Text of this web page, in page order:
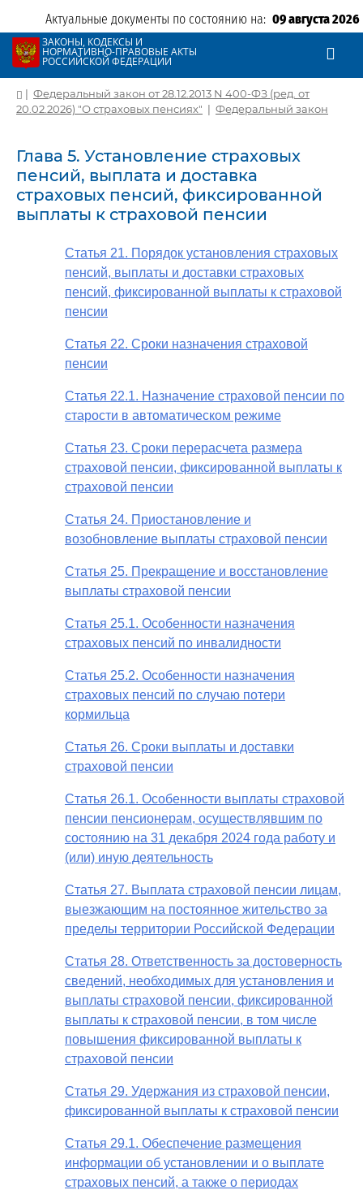
Актуальные документы по состоянию на: 09 августа 2026
ЗАКОНЫ, КОДЕКСЫ И
НОРМАТИВНО-ПРАВОВЫЕ АКТЫ
РОССИЙСКОЙ ФЕДЕРАЦИИ
| Федеральный закон от 28.12.2013 N 400-ФЗ (ред. от
20.02.2026) "О страховых пенсиях" | Федеральный закон
Глава 5. Установление страховых
пенсий, выплата и доставка
страховых пенсий, фиксированной
выплаты к страховой пенсии
Статья 21. Порядок установления страховых
пенсий, выплаты и доставки страховых
пенсий, фиксированной выплаты к страховой
пенсии
Статья 22. Сроки назначения страховой
пенсии
Статья 22.1. Назначение страховой пенсии по
старости в автоматическом режиме
Статья 23. Сроки перерасчета размера
страховой пенсии, фиксированной выплаты к
страховой пенсии
Статья 24. Приостановление и
возобновление выплаты страховой пенсии
Статья 25. Прекращение и восстановление
выплаты страховой пенсии
Статья 25.1. Особенности назначения
страховых пенсий по инвалидности
Статья 25.2. Особенности назначения
страховых пенсий по случаю потери
кормильца
Статья 26. Сроки выплаты и доставки
страховой пенсии
Статья 26.1. Особенности выплаты страховой
пенсии пенсионерам, осуществлявшим по
состоянию на 31 декабря 2024 года работу и
(или) иную деятельность
Статья 27. Выплата страховой пенсии лицам,
выезжающим на постоянное жительство за
пределы территории Российской Федерации
Статья 28. Ответственность за достоверность
сведений, необходимых для установления и
выплаты страховой пенсии, фиксированной
выплаты к страховой пенсии, в том числе
повышения фиксированной выплаты к
страховой пенсии
Статья 29. Удержания из страховой пенсии,
фиксированной выплаты к страховой пенсии
Статья 29.1. Обеспечение размещения
информации об установлении и о выплате
страховых пенсий, а также о периодах